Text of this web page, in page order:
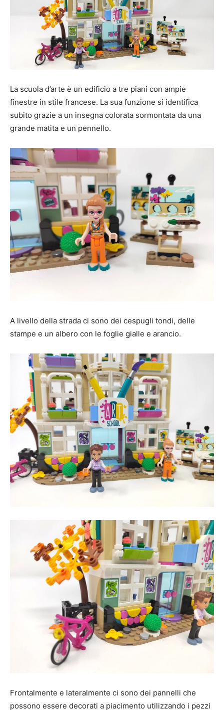
La scuola d’arte è un edificio a tre piani con ampie
finestre in stile francese. La sua funzione si identifica
subito grazie a un insegna colorata sormontata da una
grande matita e un pennello.
A livello della strada ci sono dei cespugli tondi, delle
stampe e un albero con le foglie gialle e arancio.
Frontalmente e lateralmente ci sono dei pannelli che
possono essere decorati a piacimento utilizzando i pezzi